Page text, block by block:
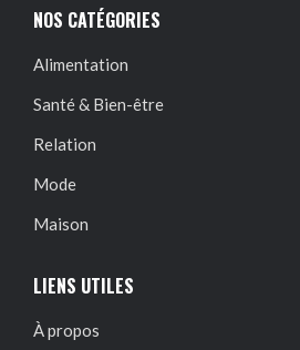
NOS CATÉGORIES
Alimentation
Santé & Bien-être
Relation
Mode
Maison
LIENS UTILES
À propos